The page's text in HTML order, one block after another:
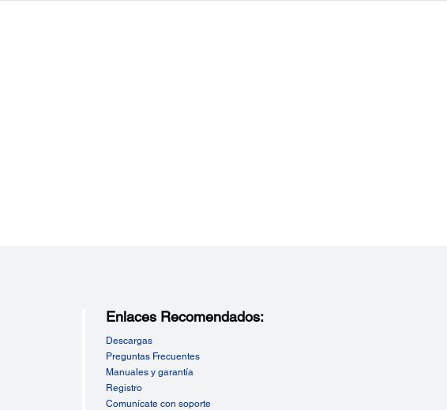
Enlaces Recomendados:
Descargas
Preguntas Frecuentes
Manuales y garantía
Registro
Comunícate con soporte